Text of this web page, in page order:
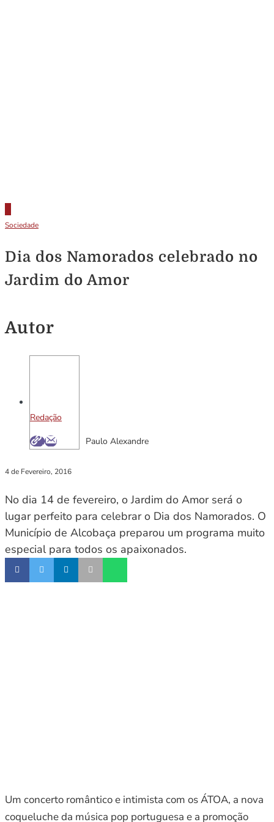
Sociedade
Dia dos Namorados celebrado no
Jardim do Amor
Autor
Redação
Paulo Alexandre
4 de Fevereiro, 2016
No dia 14 de fevereiro, o Jardim do Amor será o
lugar perfeito para celebrar o Dia dos Namorados. O
Município de Alcobaça preparou um programa muito
especial para todos os apaixonados.
Um concerto romântico e intimista com os ÁTOA, a nova
coqueluche da música pop portuguesa e a promoção